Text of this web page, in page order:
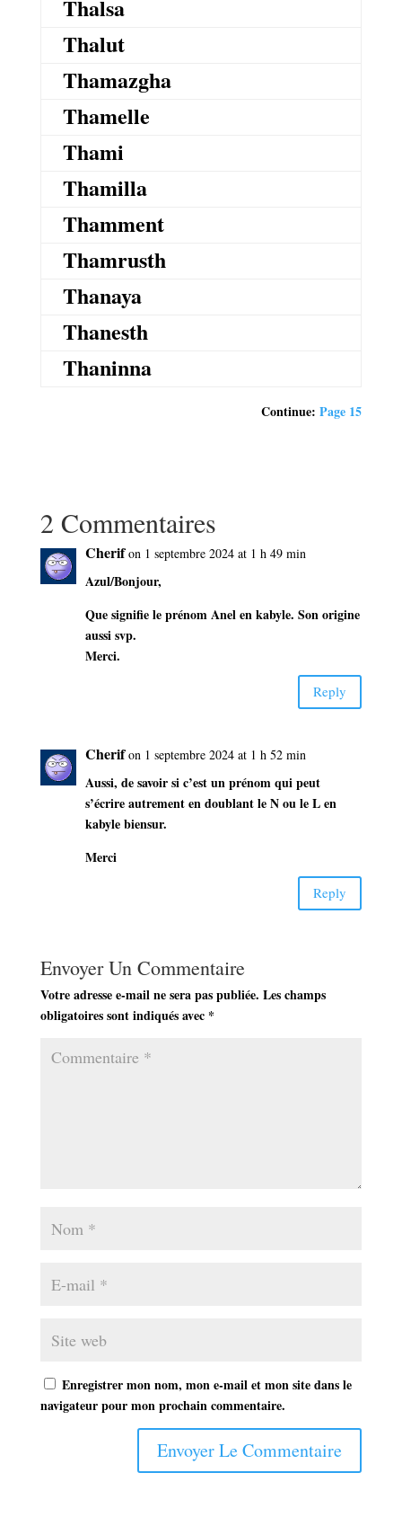
Thalsa
Thalut
Thamazgha
Thamelle
Thami
Thamilla
Thamment
Thamrusth
Thanaya
Thanesth
Thaninna
Continue:Page 15
2 Commentaires
Cherif on 1 septembre 2024 at 1 h 49 min
Azul/Bonjour,
Que signifie le prénom Anel en kabyle. Son origine
aussi svp.
Merci.
Reply
Cherif on 1 septembre 2024 at 1 h 52 min
Aussi, de savoir si c’est un prénom qui peut
s’écrire autrement en doublant le N ou le L en
kabyle biensur.
Merci
Reply
Envoyer Un Commentaire
Votre adresse e-mail ne sera pas publiée. Les champs
obligatoires sont indiqués avec *
Enregistrer mon nom, mon e-mail et mon site dans le
navigateur pour mon prochain commentaire.